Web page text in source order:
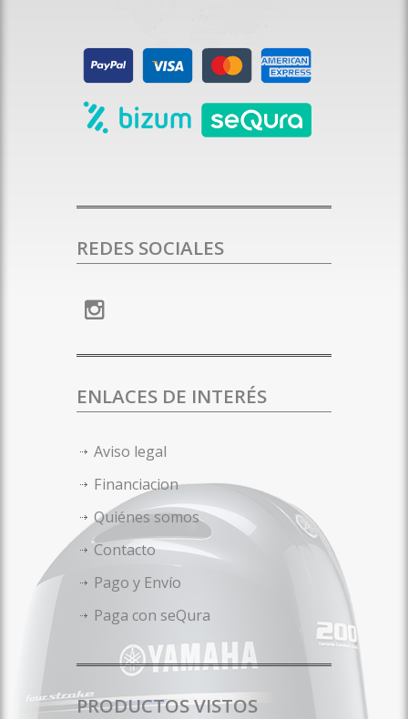
REDES SOCIALES
ENLACES DE INTERÉS
Aviso legal
Financiacion
Quiénes somos
Contacto
Pago y Envío
Paga con seQura
PRODUCTOS VISTOS